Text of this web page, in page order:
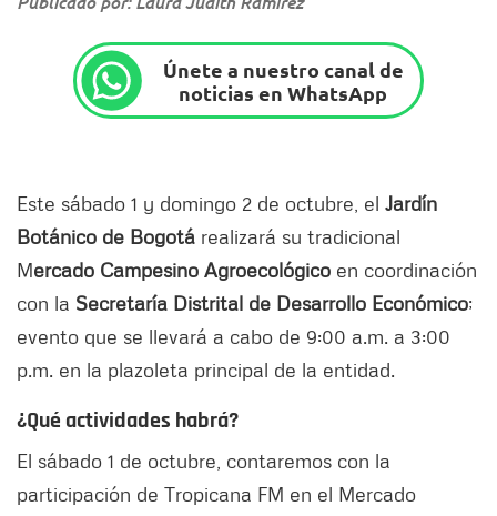
Únete a nuestro canal de
noticias en WhatsApp
Este sábado 1 y domingo 2 de octubre, el Jardín
Botánico de Bogotá realizará su tradicional
Mercado Campesino Agroecológico en coordinación
con la Secretaría Distrital de Desarrollo Económico;
evento que se llevará a cabo de 9:00 a.m. a 3:00
p.m. en la plazoleta principal de la entidad.
¿Qué actividades habrá?
El sábado 1 de octubre, contaremos con la
participación de Tropicana FM en el Mercado